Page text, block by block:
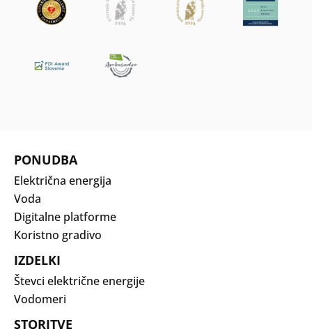
PONUDBA
Električna energija
Voda
Digitalne platforme
Koristno gradivo
IZDELKI
Števci električne energije
Vodomeri
STORITVE